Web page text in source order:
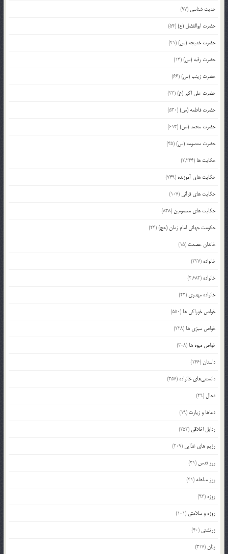
حدیث شناسی (97)
حضرت ابوالفضل (ع)(54)
حضرت خدیجه (س)(41)
حضرت رقیه (س)(13)
حضرت زینب (س)(66)
حضرت علی اکبر (ع)(23)
حضرت فاطمه (س)(530)
حضرت محمد (ص)(613)
حضرت معصومه (س)(45)
حکایت ها (2,244)
حکایت های آموزنده (749)
حکایت های قرآنی (107)
حکایت های معصومین (838)
حکومت جهانی امام زمان (عج)(24)
خاندان عصمت (15)
خانواده (227)
خانواده (2,682)
خانواده مهدوی (22)
خواص خوراکی ها (550)
خواص سبزی ها (228)
خواص میوه ها (308)
داستان(146)
دانستنی‌های خانواده (357)
دجال (29)
دعاها و زیارت (19)
رذایل اخلاقی (252)
رژیم های غذایی (209)
روز قدس (31)
روز مباهله (41)
روزه (93)
روزه و سلامتی (101)
زرتشتی (40)
زنان(317)